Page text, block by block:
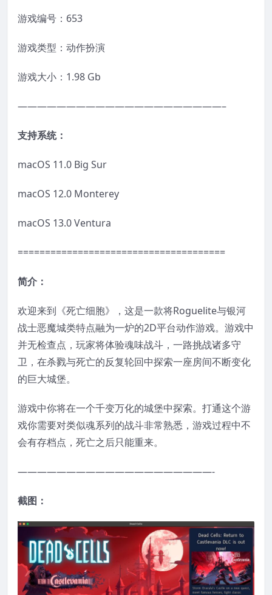
游戏编号：653
游戏类型：动作扮演
游戏大小：1.98 Gb
—————————————————————–
支持系统：
macOS 11.0 Big Sur
macOS 12.0 Monterey
macOS 13.0 Ventura
======================================
简介：
欢迎来到《死亡细胞》，这是一款将Roguelite与银河
战士恶魔城类特点融为一炉的2D平台动作游戏。游戏中
并无检查点，玩家将体验魂味战斗，一路挑战诸多守
卫，在杀戮与死亡的反复轮回中探索一座房间不断变化
的巨大城堡。
游戏中你将在一个千变万化的城堡中探索。打通这个游
戏你需要对类似魂系列的战斗非常熟悉，游戏过程中不
会有存档点，死亡之后只能重来。
————————————————————-
截图：